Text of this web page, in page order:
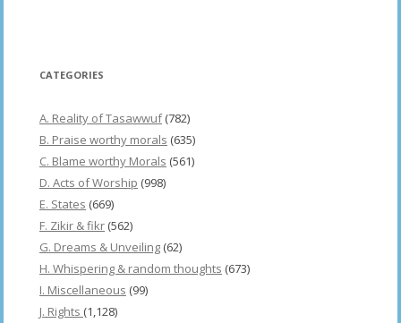
CATEGORIES
A. Reality of Tasawwuf(782)
B. Praise worthy morals (635)
C. Blame worthy Morals (561)
D. Acts of Worship (998)
E. States (669)
F. Zikir & fikr (562)
G. Dreams & Unveiling (62)
H. Whispering & random thoughts (673)
I. Miscellaneous (99)
J. Rights (1,128)